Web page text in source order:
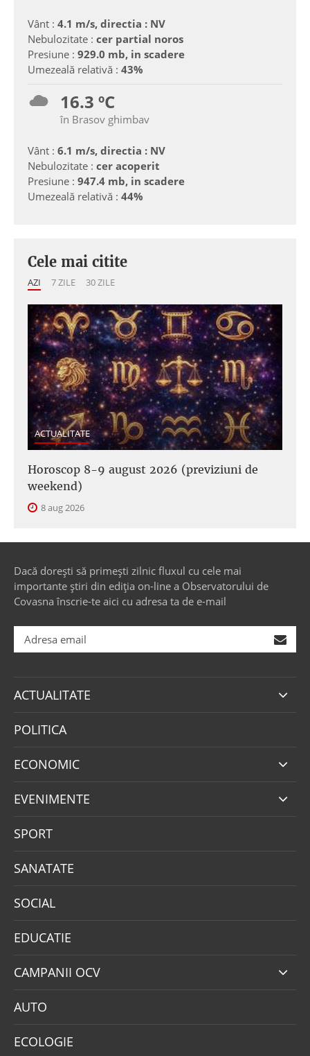
Vânt : 4.1 m/s, directia : NV
Nebulozitate : cer partial noros
Presiune : 929.0 mb, in scadere
Umezeală relativă : 43%
16.3 ºC
în Brasov ghimbav
Vânt : 6.1 m/s, directia : NV
Nebulozitate : cer acoperit
Presiune : 947.4 mb, in scadere
Umezeală relativă : 44%
Cele mai citite
AZI 7 ZILE 30 ZILE
ACTUALITATE
Horoscop 8-9 august 2026 (previziuni de
weekend)
8 aug 2026
Dacă dorești să primești zilnic fluxul cu cele mai
importante știri din ediția on-line a Observatorului de
Covasna înscrie-te aici cu adresa ta de e-mail
ACTUALITATE
POLITICA
ECONOMIC
EVENIMENTE
SPORT
SANATATE
SOCIAL
EDUCATIE
CAMPANII OCV
AUTO
ECOLOGIE